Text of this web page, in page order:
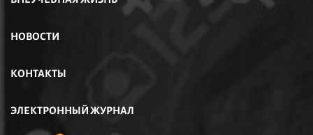
НОВОСТИ
КОНТАКТЫ
ЭЛЕКТРОННЫЙ ЖУРНАЛ